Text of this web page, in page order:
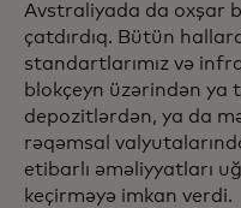
Avstraliyada da oxşar
çatdırdıq. Bütün
standartlarımız və
blokçeyn üzərindən ya
depozitlərdən, ya da
rəqəmsal
etibarlı əməliyyatları
keçirməyə imkan verdi.